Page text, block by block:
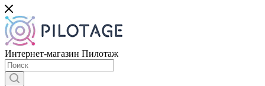
Интернет-магазин Пилотаж